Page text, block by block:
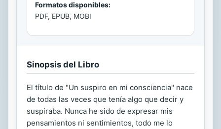
Formatos disponibles:
PDF, EPUB, MOBI
Sinopsis del Libro
El título de "Un suspiro en mi consciencia" nace
de todas las veces que tenía algo que decir y
suspiraba. Nunca he sido de expresar mis
pensamientos ni sentimientos, todo me lo